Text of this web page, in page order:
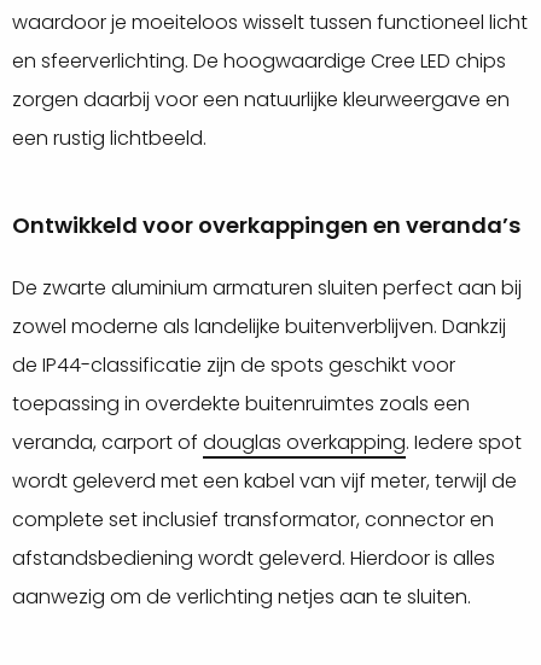
waardoor je moeiteloos wisselt tussen functioneel licht
en sfeerverlichting. De hoogwaardige Cree LED chips
zorgen daarbij voor een natuurlijke kleurweergave en
een rustig lichtbeeld.
Ontwikkeld voor overkappingen en veranda’s
De zwarte aluminium armaturen sluiten perfect aan bij
zowel moderne als landelijke buitenverblijven. Dankzij
de IP44-classificatie zijn de spots geschikt voor
toepassing in overdekte buitenruimtes zoals een
veranda, carport of douglas overkapping. Iedere spot
wordt geleverd met een kabel van vijf meter, terwijl de
complete set inclusief transformator, connector en
afstandsbediening wordt geleverd. Hierdoor is alles
aanwezig om de verlichting netjes aan te sluiten.